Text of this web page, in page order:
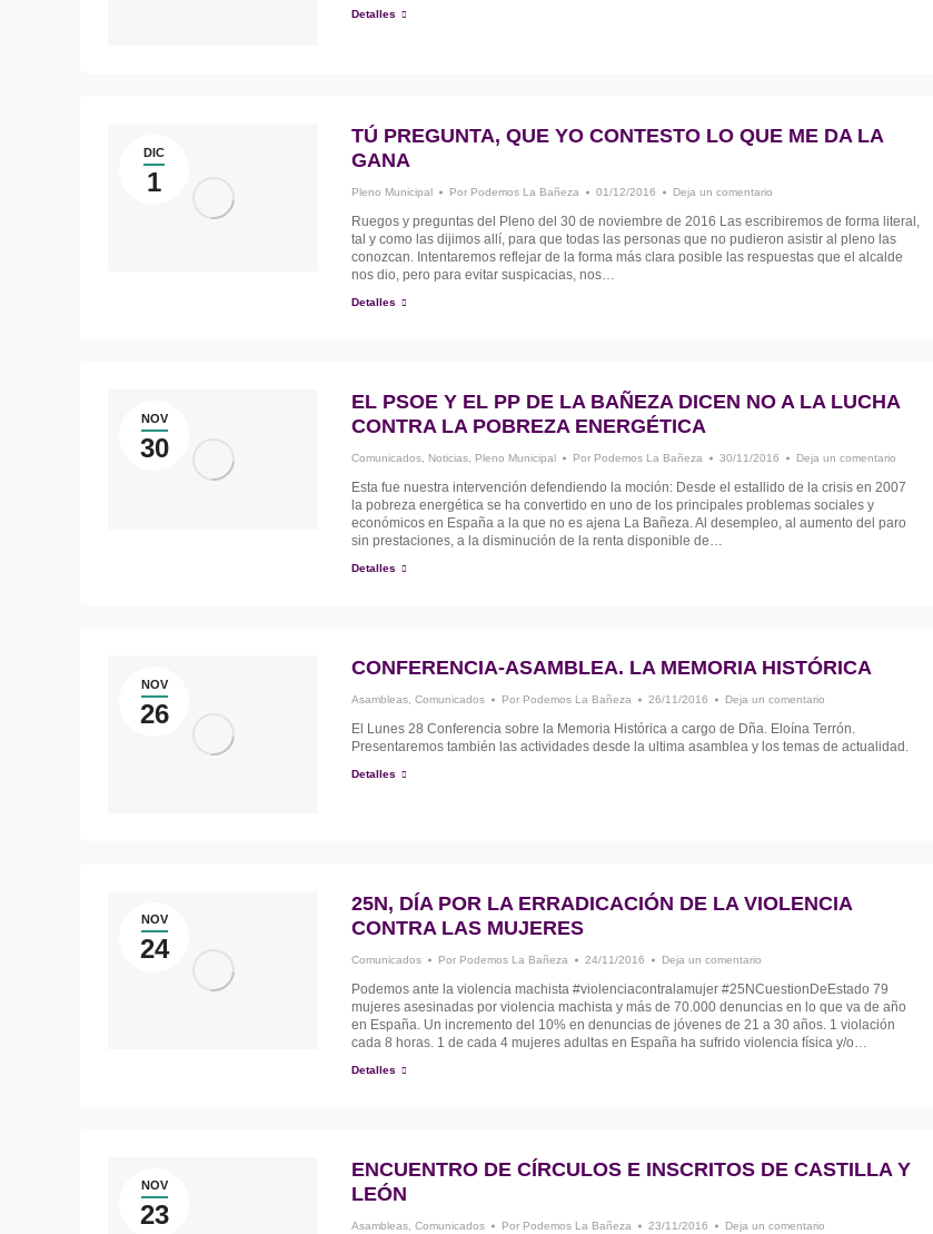
Detalles
DIC
1
TÚ PREGUNTA, QUE YO CONTESTO LO QUE ME DA LA
GANA
Pleno Municipal Por Podemos La Bañeza 01/12/2016 Deja un comentario
Ruegos y preguntas del Pleno del 30 de noviembre de 2016 Las escribiremos de forma literal,
tal y como las dijimos allí, para que todas las personas que no pudieron asistir al pleno las
conozcan. Intentaremos reflejar de la forma más clara posible las respuestas que el alcalde
nos dio, pero para evitar suspicacias, nos…
Detalles
NOV
30
EL PSOE Y EL PP DE LA BAÑEZA DICEN NO A LA LUCHA
CONTRA LA POBREZA ENERGÉTICA
Comunicados Noticias Pleno Municipal Por Podemos La Bañeza 30/11/2016 Deja un comentario
Esta fue nuestra intervención defendiendo la moción: Desde el estallido de la crisis en 2007
la pobreza energética se ha convertido en uno de los principales problemas sociales y
económicos en España a la que no es ajena La Bañeza. Al desempleo, al aumento del paro
sin prestaciones, a la disminución de la renta disponible de…
Detalles
NOV
26
CONFERENCIA-ASAMBLEA. LA MEMORIA HISTÓRICA
Asambleas Comunicados Por Podemos La Bañeza 26/11/2016 Deja un comentario
El Lunes 28 Conferencia sobre la Memoria Histórica a cargo de Dña. Eloína Terrón.
Presentaremos también las actividades desde la ultima asamblea y los temas de actualidad.
Detalles
NOV
24
25N, DÍA POR LA ERRADICACIÓN DE LA VIOLENCIA
CONTRA LAS MUJERES
Comunicados Por Podemos La Bañeza 24/11/2016 Deja un comentario
Podemos ante la violencia machista #violenciacontralamujer #25NCuestionDeEstado 79
mujeres asesinadas por violencia machista y más de 70.000 denuncias en lo que va de año
en España. Un incremento del 10% en denuncias de jóvenes de 21 a 30 años. 1 violación
cada 8 horas. 1 de cada 4 mujeres adultas en España ha sufrido violencia física y/o…
Detalles
NOV
23
ENCUENTRO DE CÍRCULOS E INSCRITOS DE CASTILLA Y
LEÓN
Asambleas Comunicados Por Podemos La Bañeza 23/11/2016 Deja un comentario